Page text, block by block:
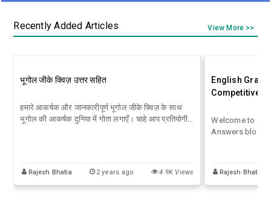
Recently Added Articles View More >>
भूगोल जीके क्विज़ उत्तर सहित
हमारे आकर्षक और जानकारीपूर्ण भूगोल जीके क्विज़ के साथ
भूगोल की आकर्षक दुनिया में गोता लगाएँ। चाहे आप प्रतियोगी
Rajesh Bhatia 2 years ago 4.9K Views
English
Competitive
Welcome to our
Answers blog,
for SSC,
Rajesh Bhatia